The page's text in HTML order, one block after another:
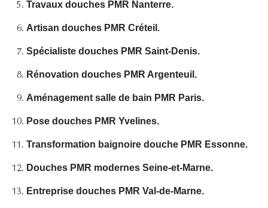
Travaux douches PMR Nanterre.
Artisan douches PMR Créteil.
Spécialiste douches PMR Saint-Denis.
Rénovation douches PMR Argenteuil.
Aménagement salle de bain PMR Paris.
Pose douches PMR Yvelines.
Transformation baignoire douche PMR Essonne.
Douches PMR modernes Seine-et-Marne.
Entreprise douches PMR Val-de-Marne.